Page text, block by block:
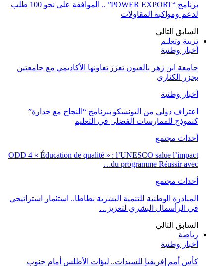
برنامج “POWER EXPORT” .. الموافقة على نحو 100 طلب
لدعم ومواكبة المقاولات
السابق التالي
تربية وتعليم
أخبار وطنية
جامعة ابن زهر بالعيون تعزز تعاونها الأكاديمي مع جامعتين
بجزر الكناري
أخبار وطنية
اعتراف دولي من اليونسكو ببرنامج “النجاح مع جدارة”
كنموذج للممارسات الفضلى في التعليم
أحداث مجتمع
ODD 4 « Éducation de qualité » : l’UNESCO salue l’impact
du programme Réussir avec…
أحداث مجتمع
المبادرة الوطنية للتنمية البشرية بطاطا.. استثمار استراتيجي
في الرأسمال البشري لتعزيز…
السابق التالي
رياضة
أخبار وطنية
كأس أمم إفريقيا للسيدات.. لبؤات الأطلس أمام جنوب